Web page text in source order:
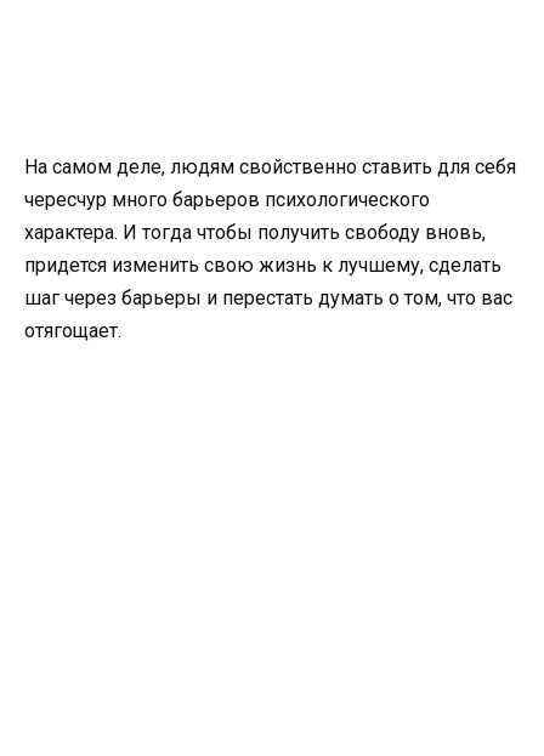
На самом деле, людям свойственно ставить для себя
чересчур много барьеров психологического
характера. И тогда чтобы получить свободу вновь,
придется изменить свою жизнь к лучшему, сделать
шаг через барьеры и перестать думать о том, что вас
отягощает.